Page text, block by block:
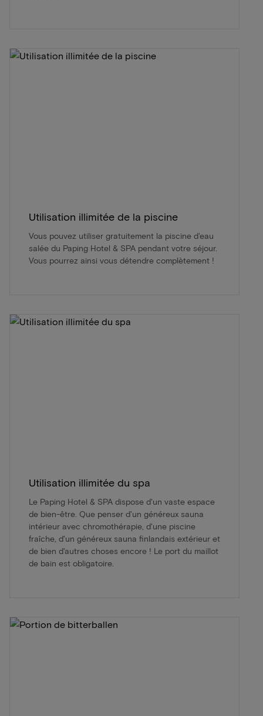
Utilisation illimitée de la piscine
Vous pouvez utiliser gratuitement la piscine d'eau
salée du Paping Hotel & SPA pendant votre séjour.
Vous pourrez ainsi vous détendre complètement !
Utilisation illimitée du spa
Le Paping Hotel & SPA dispose d'un vaste espace
de bien-être. Que penser d'un généreux sauna
intérieur avec chromothérapie, d'une piscine
fraîche, d'un généreux sauna finlandais extérieur et
de bien d'autres choses encore ! Le port du maillot
de bain est obligatoire.